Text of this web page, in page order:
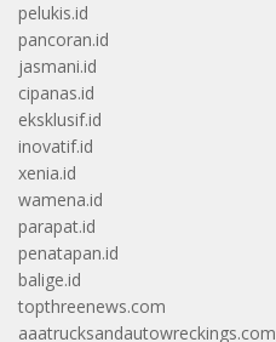
pelukis.id
pancoran.id
jasmani.id
cipanas.id
eksklusif.id
inovatif.id
xenia.id
wamena.id
parapat.id
penatapan.id
balige.id
topthreenews.com
aaatrucksandautowreckings.com